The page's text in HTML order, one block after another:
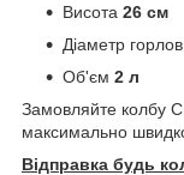
Висота 26 см
Діаметр
Об'єм 2 л
Замовляйте колбу
максимально
Відправка будь